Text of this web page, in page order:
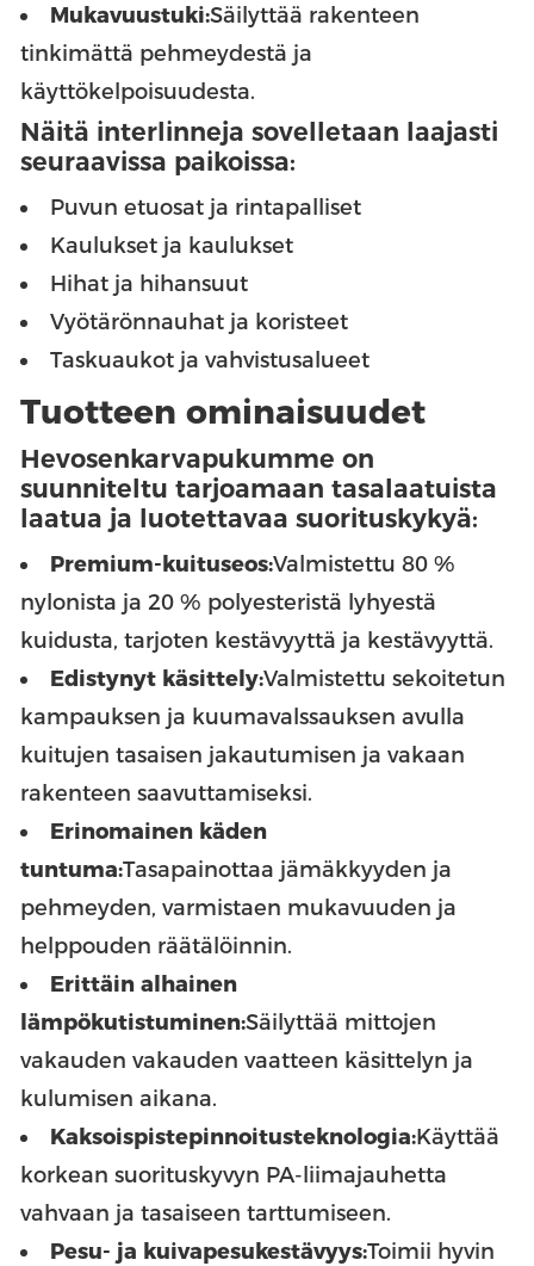
Mukavuustuki:Säilyttää rakenteen
tinkimättä pehmeydestä ja
käyttökelpoisuudesta.
Näitä interlinneja sovelletaan laajasti
seuraavissa paikoissa:
Puvun etuosat ja rintapalliset
Kaulukset ja kaulukset
Hihat ja hihansuut
Vyötärönnauhat ja koristeet
Taskuaukot ja vahvistusalueet
Tuotteen ominaisuudet
Hevosenkarvapukumme on
suunniteltu tarjoamaan tasalaatuista
laatua ja luotettavaa suorituskykyä:
Premium-kuituseos:Valmistettu 80 %
nylonista ja 20 % polyesteristä lyhyestä
kuidusta, tarjoten kestävyyttä ja kestävyyttä.
Edistynyt käsittely:Valmistettu sekoitetun
kampauksen ja kuumavalssauksen avulla
kuitujen tasaisen jakautumisen ja vakaan
rakenteen saavuttamiseksi.
Erinomainen käden
tuntuma:Tasapainottaa jämäkkyyden ja
pehmeyden, varmistaen mukavuuden ja
helppouden räätälöinnin.
Erittäin alhainen
lämpökutistuminen:Säilyttää mittojen
vakauden vakauden vaatteen käsittelyn ja
kulumisen aikana.
Kaksoispistepinnoitusteknologia:Käyttää
korkean suorituskyvyn PA-liimajauhetta
vahvaan ja tasaiseen tarttumiseen.
Pesu- ja kuivapesukestävyys:Toimii hyvin